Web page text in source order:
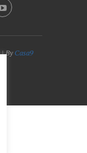
| By Casa9